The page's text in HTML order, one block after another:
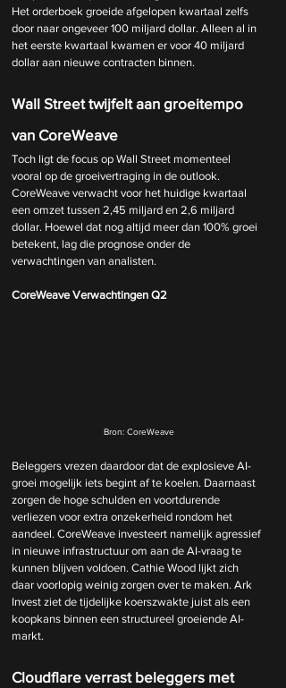
Het orderboek groeide afgelopen kwartaal zelfs
door naar ongeveer 100 miljard dollar. Alleen al in
het eerste kwartaal kwamen er voor 40 miljard
dollar aan nieuwe contracten binnen.
Wall Street twijfelt aan groeitempo
van CoreWeave
Toch ligt de focus op Wall Street momenteel
vooral op de groeivertraging in de outlook.
CoreWeave verwacht voor het huidige kwartaal
een omzet tussen 2,45 miljard en 2,6 miljard
dollar. Hoewel dat nog altijd meer dan 100% groei
betekent, lag die prognose onder de
verwachtingen van analisten.
CoreWeave Verwachtingen Q2
Bron: CoreWeave
Beleggers vrezen daardoor dat de explosieve AI-
groei mogelijk iets begint af te koelen. Daarnaast
zorgen de hoge schulden en voortdurende
verliezen voor extra onzekerheid rondom het
aandeel. CoreWeave investeert namelijk agressief
in nieuwe infrastructuur om aan de AI-vraag te
kunnen blijven voldoen. Cathie Wood lijkt zich
daar voorlopig weinig zorgen over te maken. Ark
Invest ziet de tijdelijke koerszwakte juist als een
koopkans binnen een structureel groeiende AI-
markt.
Cloudflare verrast beleggers met